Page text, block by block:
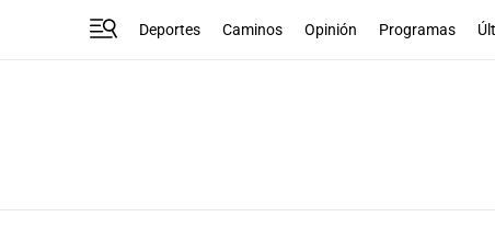
Deportes Caminos Opinión Programas